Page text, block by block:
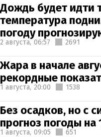
Дождь будет идти
температура
погоду
2 августа, 06:57 2691
Жара в начале
рекордные
1 августа, 20:00 1538
Без осадков, но с
прогноз погоды на
1 августа, 09:05 651